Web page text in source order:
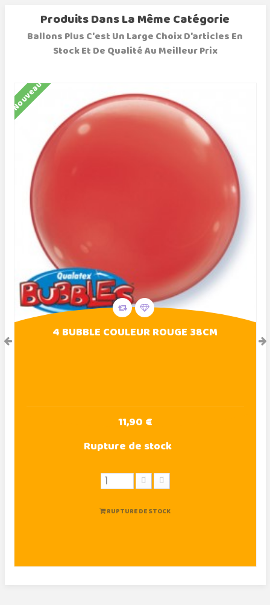
Produits Dans La Même Catégorie
Ballons Plus C'est Un Large Choix D'articles En
Stock Et De Qualité Au Meilleur Prix
Nouveau
4 BUBBLE COULEUR ROUGE 38CM
11,90 €
Rupture de stock
RUPTURE DE STOCK